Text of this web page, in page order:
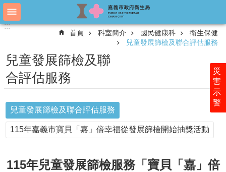
跳到主要內容區塊
進
識
衛
生
局
室
:::
災
害
示
警
:::
首頁 科室簡介 國民健康科
衛生保健
兒童發展篩檢及聯合評估服務
兒童發展篩檢及聯
合評估服務
兒童發展篩檢及聯合評估服務
115年嘉義市寶貝「嘉」倍幸福從發展篩檢開始抽獎活動
115年兒童發展篩檢服務「寶貝「嘉」倍